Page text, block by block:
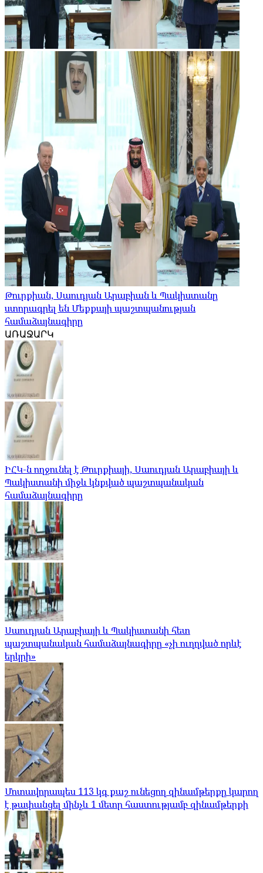
Թուրքիան, Սաուդյան Արաբիան և Պակիստանը
ստորագրել են Մեքքայի պաշտպանության
համաձայնագիրը
ԱՌԱՋԱՐԿ
ԻՀԿ-ն ողջունել է Թուրքիայի, Սաուդյան Արաբիայի և
Պակիստանի միջև կնքված պաշտպանական
համաձայնագիրը
Սաուդյան Արաբիայի և Պակիստանի հետ
պաշտպանական համաձայնագիրը «չի ուղղված որևէ
երկրի»
Մոտավորապես 113 կգ քաշ ունեցող զինամթերքը կարող
է թափանցել մինչև 1 մետր հաստությամբ զինամթերքի